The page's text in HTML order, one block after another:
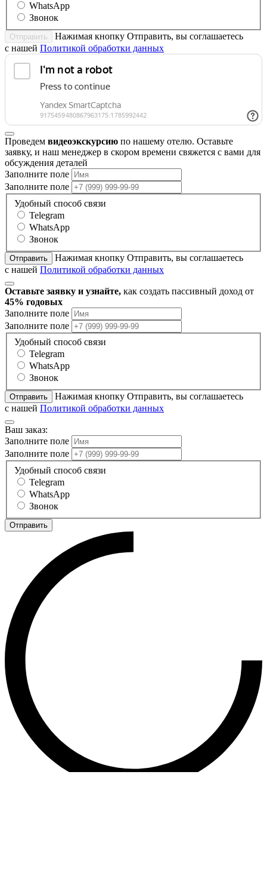
WhatsApp
Звонок
Отправить
Нажимая кнопку Отправить, вы соглашаетесь
с нашей Политикой обработки данных
Проведем видеоэкскурсию по нашему отелю. Оставьте
заявку, и наш менеджер в скором времени свяжется с вами для
обсуждения деталей
Заполните поле
Заполните поле
Удобный способ связи
Telegram
WhatsApp
Звонок
Отправить
Нажимая кнопку Отправить, вы соглашаетесь
с нашей Политикой обработки данных
Оставьте заявку и узнайте, как создать пассивный доход от
45% годовых
Заполните поле
Заполните поле
Удобный способ связи
Telegram
WhatsApp
Звонок
Отправить
Нажимая кнопку Отправить, вы соглашаетесь
с нашей Политикой обработки данных
Ваш заказ:
Заполните поле
Заполните поле
Удобный способ связи
Telegram
WhatsApp
Звонок
Отправить